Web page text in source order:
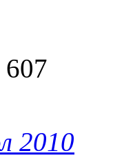
607
2010